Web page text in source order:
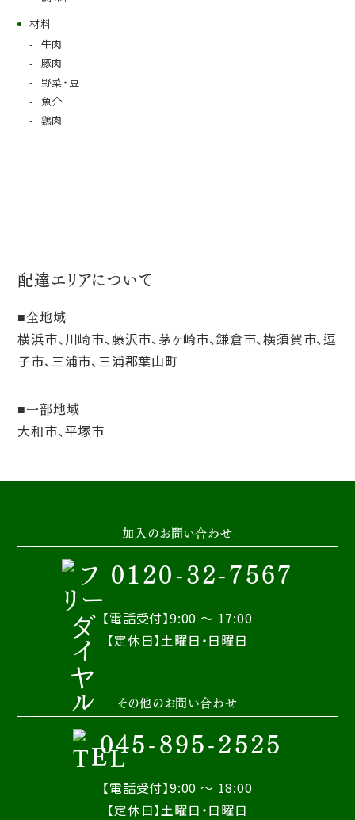
材料
牛肉
豚肉
野菜・豆
魚介
鶏肉
配達エリアについて
全地域
横浜市、川崎市、藤沢市、茅ヶ崎市、鎌倉市、横須賀市、逗
子市、三浦市、三浦郡葉山町
一部地域
大和市、平塚市
加入のお問い合わせ
0120-32-7567
【電話受付】9:00 ～ 17:00
【定休日】土曜日・日曜日
その他のお問い合わせ
045-895-2525
【電話受付】9:00 ～ 18:00
【定休日】土曜日・日曜日